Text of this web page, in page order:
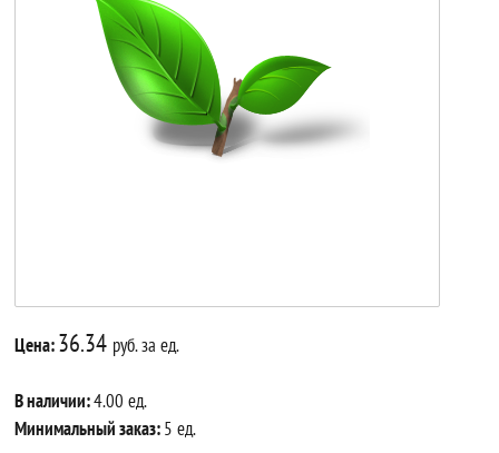
Цена:36.34 руб. за ед.
В наличии:4.00 ед.
Минимальный заказ:5 ед.